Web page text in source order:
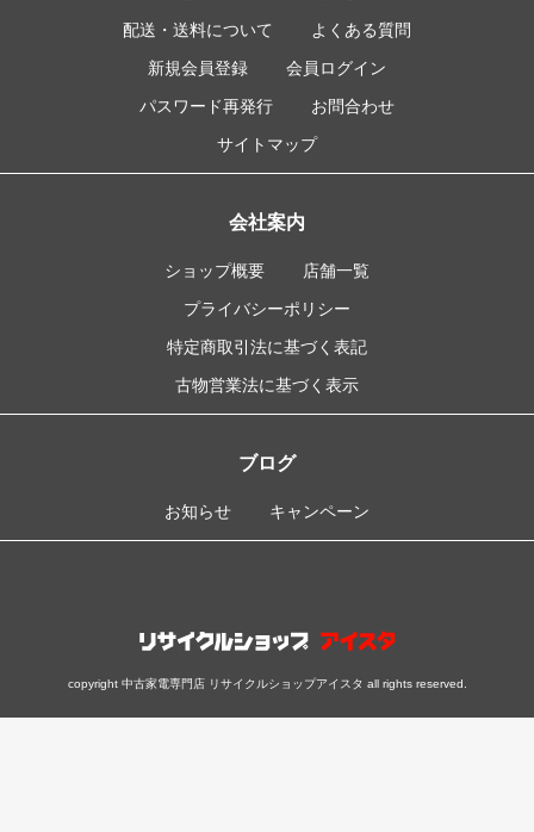
配送・送料について
よくある質問
新規会員登録
会員ログイン
パスワード再発行
お問合わせ
サイトマップ
会社案内
ショップ概要
店舗一覧
プライバシーポリシー
特定商取引法に基づく表記
古物営業法に基づく表示
ブログ
お知らせ キャンペーン
copyright 中古家電専門店 リサイクルショップアイスタ all rights reserved.